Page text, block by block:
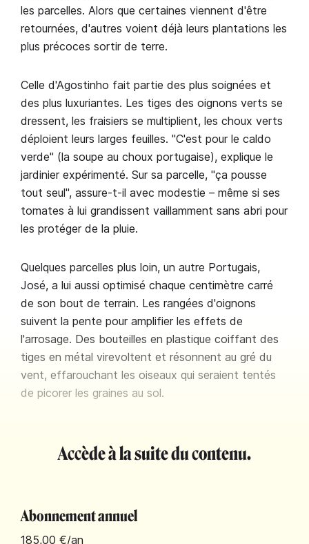
les parcelles. Alors que certaines viennent d'être
retournées, d'autres voient déjà leurs plantations les
plus précoces sortir de terre.
Celle d'Agostinho fait partie des plus soignées et
des plus luxuriantes. Les tiges des oignons verts se
dressent, les fraisiers se multiplient, les choux verts
déploient leurs larges feuilles. "C'est pour le caldo
verde" (la soupe au choux portugaise), explique le
jardinier expérimenté. Sur sa parcelle, "ça pousse
tout seul", assure-t-il avec modestie – même si ses
tomates à lui grandissent vaillamment sans abri pour
les protéger de la pluie.
Quelques parcelles plus loin, un autre Portugais,
José, a lui aussi optimisé chaque centimètre carré
de son bout de terrain. Les rangées d'oignons
suivent la pente pour amplifier les effets de
l'arrosage. Des bouteilles en plastique coiffant des
tiges en métal virevoltent et résonnent au gré du
vent, effarouchant les oiseaux qui seraient tentés
de picorer les graines au sol.
Accède à la suite du contenu.
Abonnement annuel
185,00 €/an